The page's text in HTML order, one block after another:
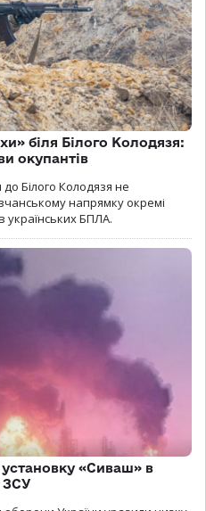
біля Білого Колодязя:
окупантів
Білого Колодязя не
напрямку окремі
українських БПЛА.
«Сиваш» в
ЗСУ